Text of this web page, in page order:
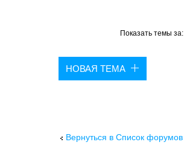
Показать темы за:
НОВАЯ ТЕМА
Вернуться в Список форумов